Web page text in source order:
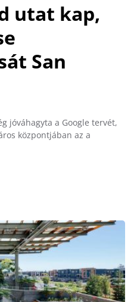
utat kap,
San
jóváhagyta a Google tervét,
központjában az a